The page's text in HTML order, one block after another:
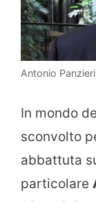
Antonio
In mondo
sconvolto
abbattuta
particolare